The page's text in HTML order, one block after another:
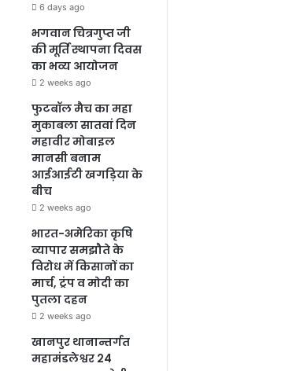
6 days ago
भगवान चित्रगुप्त जी
की मूर्ति स्थापना दिवस
का भव्य आयोजन
2 weeks ago
फुटबॉल मैच का महा
मुकाबला सातवां दिन
महावीर मोबाइल
मानसी बनाम
आईआईटी खगड़िया के
बीच
2 weeks ago
भारत-अमेरिका कृषि
व्यापार समझौते के
विरोध में किसानों का
मार्च, ट्रंप व मोदी का
पुतला दहन
2 weeks ago
खानपुर थानान्तर्गत
महामंडलेश्वर 24